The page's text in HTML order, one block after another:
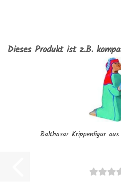
Dieses Produkt ist z.B.
Balthasar Krippenfigur